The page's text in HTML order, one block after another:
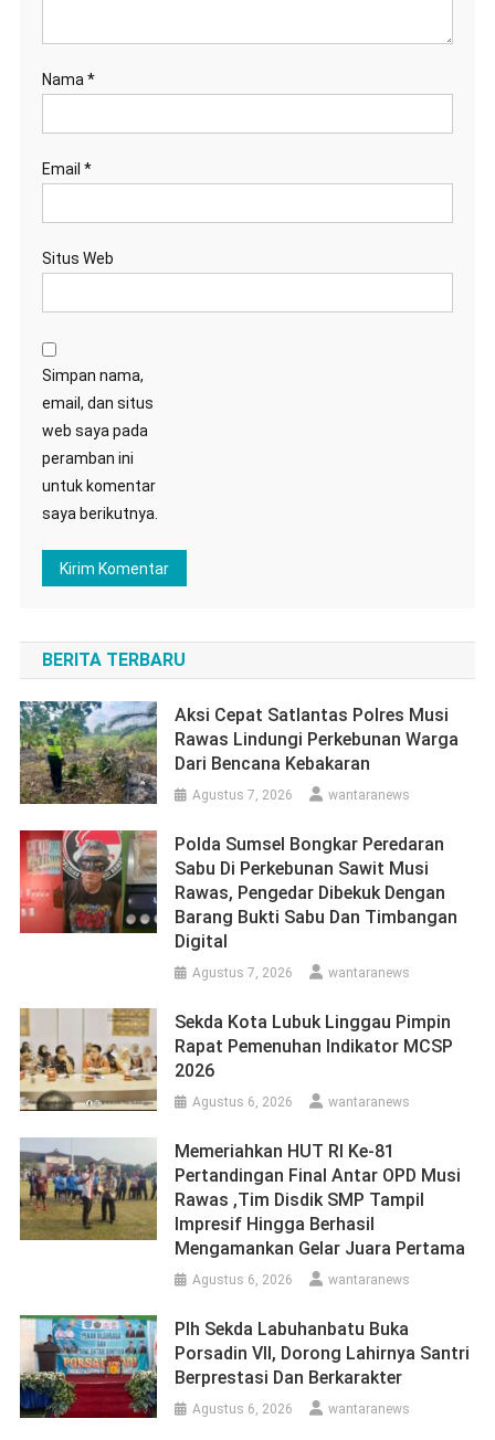
Nama *
Email *
Situs Web
Simpan nama,
email, dan situs
web saya pada
peramban ini
untuk komentar
saya berikutnya.
BERITA TERBARU
Aksi Cepat Satlantas Polres Musi
Rawas Lindungi Perkebunan Warga
Dari Bencana Kebakaran
Agustus 7, 2026 wantaranews
Polda Sumsel Bongkar Peredaran
Sabu Di Perkebunan Sawit Musi
Rawas, Pengedar Dibekuk Dengan
Barang Bukti Sabu Dan Timbangan
Digital
Agustus 7, 2026 wantaranews
Sekda Kota Lubuk Linggau Pimpin
Rapat Pemenuhan Indikator MCSP
2026
Agustus 6, 2026 wantaranews
Memeriahkan HUT RI Ke-81
Pertandingan Final Antar OPD Musi
Rawas ,Tim Disdik SMP Tampil
Impresif Hingga Berhasil
Mengamankan Gelar Juara Pertama
Agustus 6, 2026 wantaranews
Plh Sekda Labuhanbatu Buka
Porsadin VII, Dorong Lahirnya Santri
Berprestasi Dan Berkarakter
Agustus 6, 2026 wantaranews